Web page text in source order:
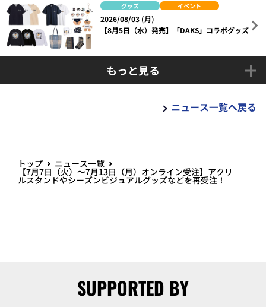
グッズ イベント
2026/08/03 (月)
【8月5日（水）発売】「DAKS」コラボグッズ
もっと見る
ニュース一覧へ戻る
トップ ニュース一覧
【7月7日（火）～7月13日（月）オンライン受注】アクリ
ルスタンドやシーズンビジュアルグッズなどを再受注！
SUPPORTED BY